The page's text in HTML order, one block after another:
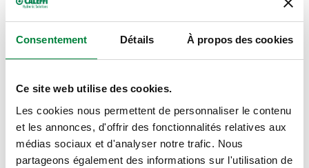
Consentement Détails À propos des cookies
Ce site web utilise des cookies.
Les cookies nous permettent de personnaliser le contenu
et les annonces, d'offrir des fonctionnalités relatives aux
médias sociaux et d'analyser notre trafic. Nous
partageons également des informations sur l'utilisation de
investis entre autre à la recherche sur les bio-marqueurs (qui
montrent si le traitement fonctionne ou pas), à la recherche
d’améliorer le traitement des tumeurs rares, aux effets
Cette année les équipes roulent pour la recherche sur les
causes et le traitement de l’échec thérapeutique. La
recherche comprend le développement de nouvelles
stratégies de traitement pour prévenir la résistance et l’échec
thérapeutique en général pour le contourner. L’objectif est,
comme toujours, d’améliorer les chances de survie et la